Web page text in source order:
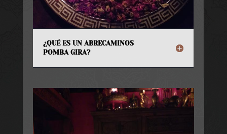
¿QUÉ ES UN ABRECAMINOS
POMBA GIRA?